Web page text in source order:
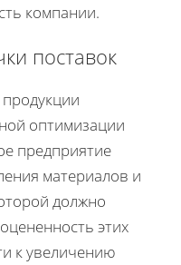
компании.
поставок
оптимизации
предприятие
материалов и
должно
этих
к увеличению